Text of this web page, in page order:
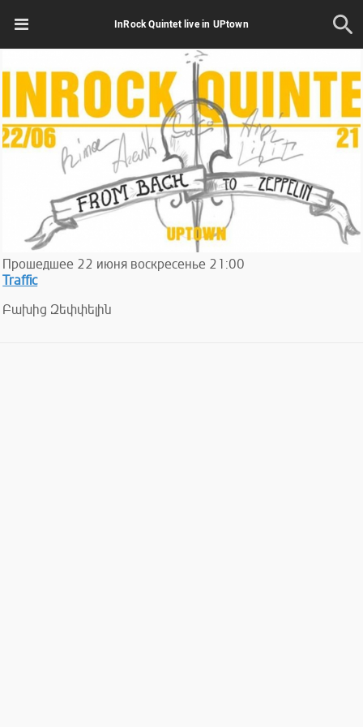
InRock Quintet live in UPtown
Прошедшее 22 июня воскресенье 21:00
Traffic
Բախից Զեփփելին